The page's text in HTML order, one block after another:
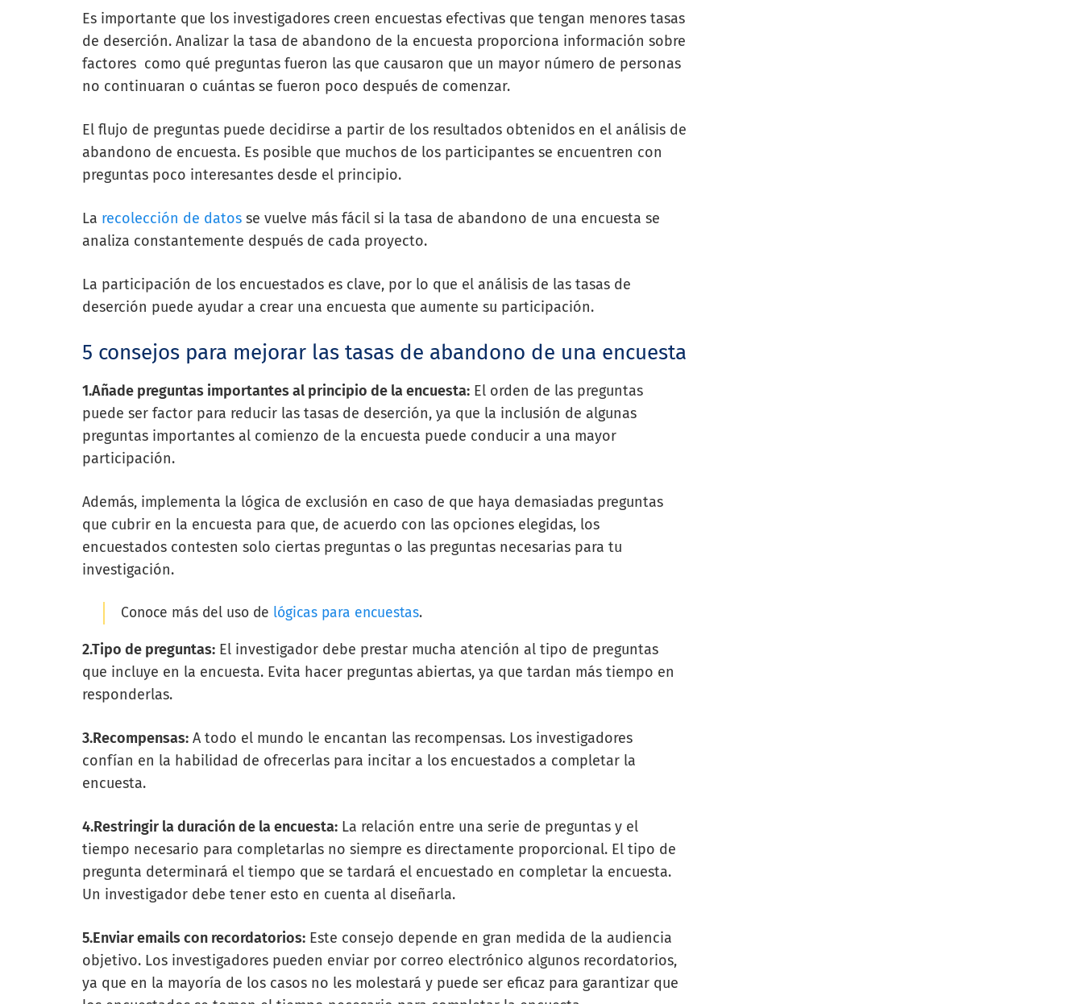
Es importante que los investigadores creen encuestas efectivas que tengan menores tasas
de deserción. Analizar la tasa de abandono de la encuesta proporciona información sobre
factores como qué preguntas fueron las que causaron que un mayor número de personas
no continuaran o cuántas se fueron poco después de comenzar.
El flujo de preguntas puede decidirse a partir de los resultados obtenidos en el análisis de
abandono de encuesta. Es posible que muchos de los participantes se encuentren con
preguntas poco interesantes desde el principio.
La recolección de datos se vuelve más fácil si la tasa de abandono de una encuesta se
analiza constantemente después de cada proyecto.
La participación de los encuestados es clave, por lo que el análisis de las tasas de
deserción puede ayudar a crear una encuesta que aumente su participación.
5 consejos para mejorar las tasas de abandono de una encuesta
1.Añade preguntas importantes al principio de la encuesta: El orden de las preguntas
puede ser factor para reducir las tasas de deserción, ya que la inclusión de algunas
preguntas importantes al comienzo de la encuesta puede conducir a una mayor
participación.
Además, implementa la lógica de exclusión en caso de que haya demasiadas preguntas
que cubrir en la encuesta para que, de acuerdo con las opciones elegidas, los
encuestados contesten solo ciertas preguntas o las preguntas necesarias para tu
investigación.
Conoce más del uso de lógicas para encuestas.
2.Tipo de preguntas: El investigador debe prestar mucha atención al tipo de preguntas
que incluye en la encuesta. Evita hacer preguntas abiertas, ya que tardan más tiempo en
responderlas.
3.Recompensas: A todo el mundo le encantan las recompensas. Los investigadores
confían en la habilidad de ofrecerlas para incitar a los encuestados a completar la
encuesta.
4.Restringir la duración de la encuesta: La relación entre una serie de preguntas y el
tiempo necesario para completarlas no siempre es directamente proporcional. El tipo de
pregunta determinará el tiempo que se tardará el encuestado en completar la encuesta.
Un investigador debe tener esto en cuenta al diseñarla.
5.Enviar emails con recordatorios: Este consejo depende en gran medida de la audiencia
objetivo. Los investigadores pueden enviar por correo electrónico algunos recordatorios,
ya que en la mayoría de los casos no les molestará y puede ser eficaz para garantizar que